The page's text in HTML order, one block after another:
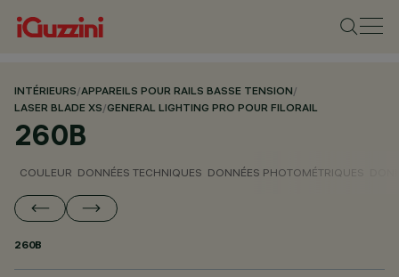
INTÉRIEURS/APPAREILS POUR RAILS BASSE TENSION/
LASER BLADE XS/GENERAL LIGHTING PRO POUR FILORAIL
260B
COULEUR DONNÉES TECHNIQUES DONNÉES PHOTOMÉTRIQUES
260B